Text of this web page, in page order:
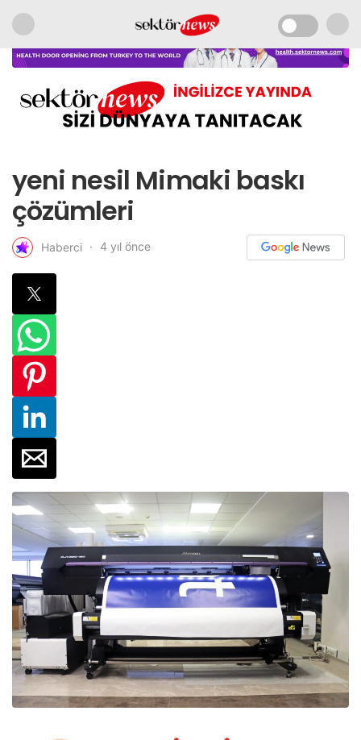
yeni nesil Mimaki baskı
çözümleri
Haberci 4 yıl önce